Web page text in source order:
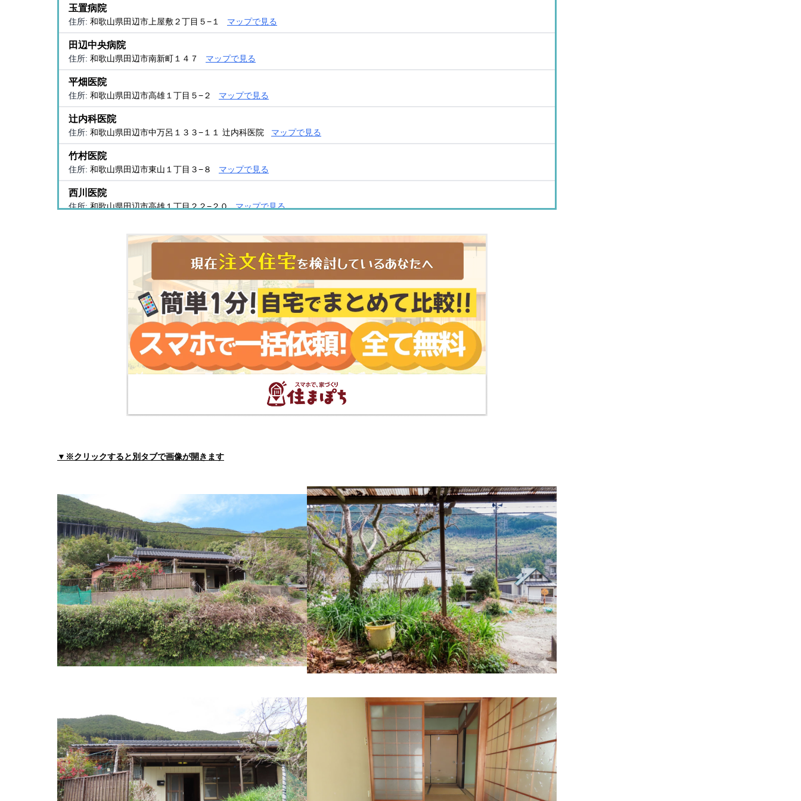
玉置病院
住所: 和歌山県田辺市上屋敷２丁目５−１ マップで見る
田辺中央病院
住所: 和歌山県田辺市南新町１４７ マップで見る
平畑医院
住所: 和歌山県田辺市高雄１丁目５−２ マップで見る
辻内科医院
住所: 和歌山県田辺市中万呂１３３−１１ 辻内科医院 マップで見る
竹村医院
住所: 和歌山県田辺市東山１丁目３−８ マップで見る
西川医院
住所:和歌山県田辺市高雄１丁目２２−２０ マップで見る
和歌山県田辺市中屋敷町６８−１ マップで見る
和歌山県田辺市芳養松原１丁目１３−８ マップで見る
和歌山県田辺市高雄３丁目１３−１ マップで見る
田辺市医師会館
和歌山県田辺市新屋敷町１−８ マップで見る
紀南病院救急受付
紀南病院 医事課
まろクリニック
住所:和歌山県田辺市下屋敷町１４−２ マップで見る
山西内科胃腸科眼科医院
住所:和歌山県田辺市湊１−７ マップで見る
国立病院機構 南和歌山医療センター
住所:和歌山県田辺市たきない町２７−１ マップで見る
紀南病院 会計課
住所:和歌山県田辺市新庄町４６−７０ マップで見る
堅田内科循環器科
住所:和歌山県田辺市秋津町１０２−１ マップで見る
住所:和歌山県田辺市上の山１丁目１４−３８ マップで見る
えのもと内科クリニック
住所:和歌山県田辺市たきない町２−１ マップで見る
紀南こころの医療センター
住所:和歌山県田辺市たきない町２５−１号 マップで見る
▼※クリックすると別タブで画像が開きます